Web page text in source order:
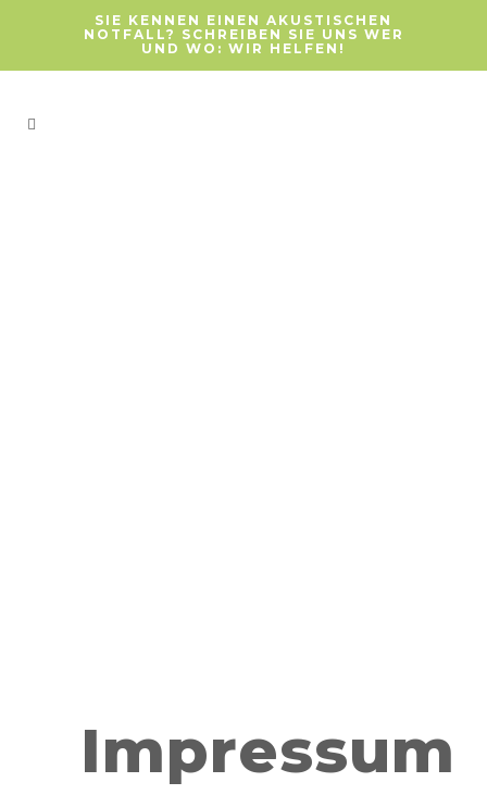
SIE KENNEN EINEN AKUSTISCHEN
NOTFALL? SCHREIBEN SIE UNS WER
UND WO: WIR HELFEN!
Impressum